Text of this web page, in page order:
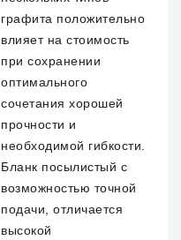
графита положительно
влияет на стоимость
при сохранении
оптимального
сочетания хорошей
прочности и
необходимой гибкости.
Бланк посылистый с
возможностью точной
подачи, отличается
высокой